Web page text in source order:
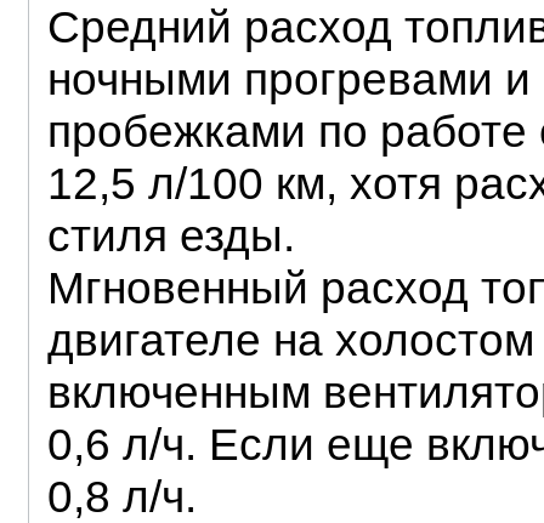
Средний расход
ночными прогревами
пробежками по работе
12,5 л/100 км, хотя
стиля езды.
Мгновенный расход
двигателе на
включенным
0,6 л/ч. Если еще
0,8 л/ч.